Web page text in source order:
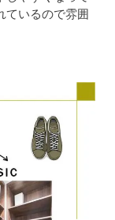
ているので雰囲